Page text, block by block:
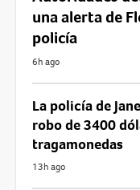
una alerta de
policía
6h ago
La policía de
robo de 3400
tragamonedas
13h ago